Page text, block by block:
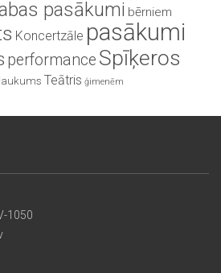
pasākumi bērniem
Koncertzāle pasākumi
performance Spīķeros
Teātris ģimenēm
1050